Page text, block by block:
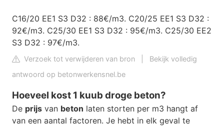
C16/20 EE1 S3 D32 : 88€/m3. C20/25 EE1 S3 D32 :
92€/m3. C25/30 EE1 S3 D32 : 95€/m3. C25/30 EE2
S3 D32 : 97€/m3.
Verzoek tot verwijderen van bron
Bekijk volledig
antwoord op betonwerkensnel.be
Hoeveel kost 1 kuub droge beton?
De prijs van beton laten storten per m3 hangt af
van een aantal factoren. Je hebt in elk geval te